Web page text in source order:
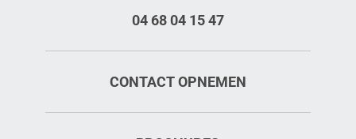
04 68 04 15 47
CONTACT OPNEMEN